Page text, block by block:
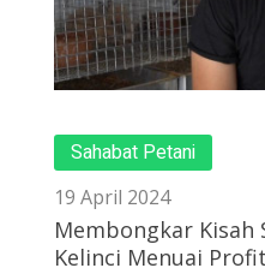
Sahabat Petani
19 April 2024
Membongkar Kisah
Kelinci Menuai Profit